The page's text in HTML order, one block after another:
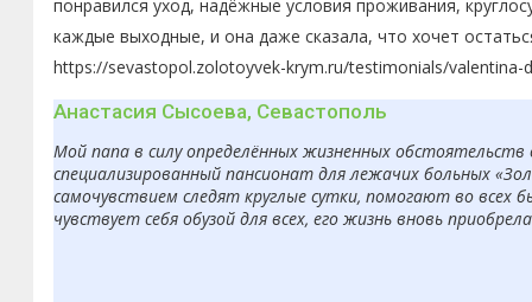
понравился уход, надёжные условия проживания,
каждые выходные, и она даже сказала, что хочет
https://sevastopol.zolotoyvek-krym.ru/testimonials/valentina-
Анастасия Сысоева, Севастополь
Мой папа в силу определённых жизненных
специализированный пансионат для лежачих больных
самочувствием следят круглые сутки, помогают во всех
чувствует себя обузой для всех, его жизнь вновь